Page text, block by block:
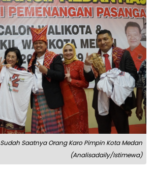
Sudah Saatnya Orang Karo Pimpin Kota Medan
(Analisadaily/Istimewa)